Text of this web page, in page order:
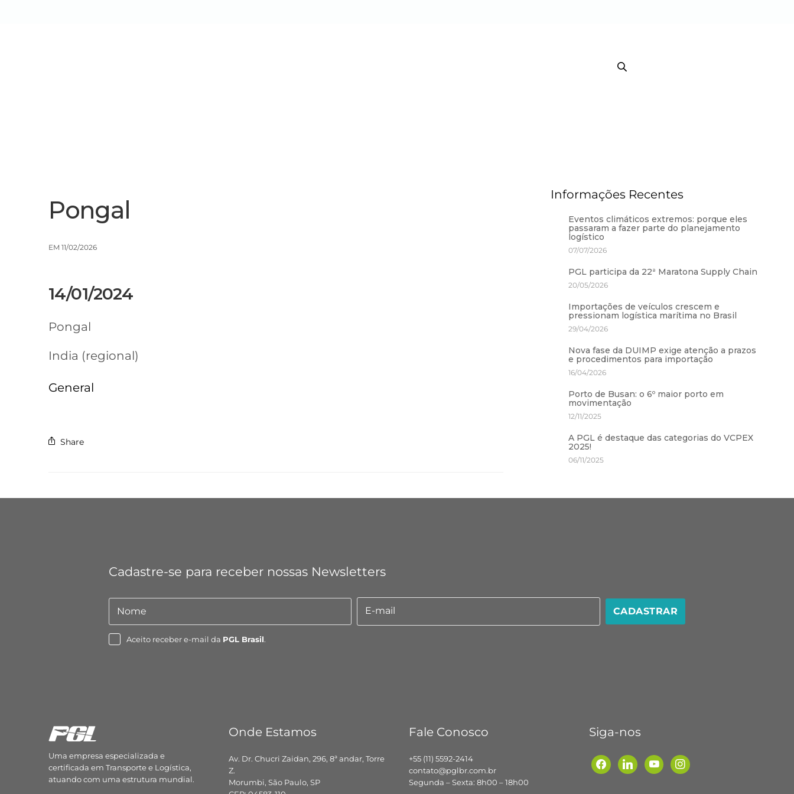
Pongal
EM 11/02/2026
14/01/2024
Pongal
India (regional)
General
Share
Informações Recentes
Eventos climáticos extremos: porque eles
passaram a fazer parte do planejamento
logístico
07/07/2026
PGL participa da 22ª Maratona Supply Chain
20/05/2026
Importações de veículos crescem e
pressionam logística marítima no Brasil
29/04/2026
Nova fase da DUIMP exige atenção a prazos
e procedimentos para importação
16/04/2026
Porto de Busan: o 6º maior porto em
movimentação
12/11/2025
A PGL é destaque das categorias do VCPEX
2025!
06/11/2025
Cadastre-se para receber nossas Newsletters
Nome
Nome
mail
E-mail CADASTRAR
Aceito receber e-mail da PGL Brasil.
Uma empresa especializada e
certificada em Transporte e Logística,
atuando com uma estrutura mundial.
Onde Estamos
Av. Dr. Chucri Zaidan, 296, 8ª andar, Torre
Z.
Morumbi, São Paulo, SP
Fale Conosco
+55 (11) 5592-2414
contato@pglbr.com.br
Segunda – Sexta: 8h00 – 18h00
Siga-nos